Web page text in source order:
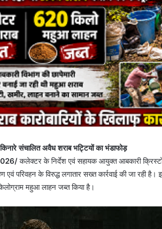
संचालित अवैध शराब भट्टियों का भंडाफोड़
कलेक्टर के निर्देश एवं सहायक आयुक्त आबकारी
एवं परिवहन के विरुद्ध लगातार सख्त कार्रवाई की जा रही
महुआ लाहन जब्त किया है।